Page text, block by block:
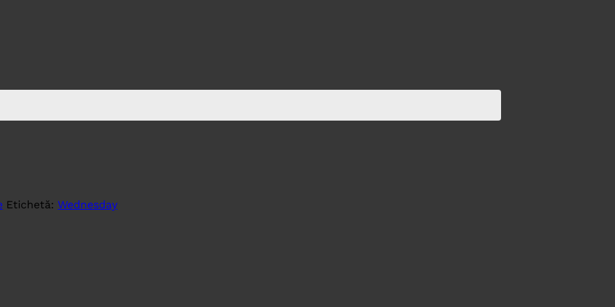
Etichetă: Wednesday